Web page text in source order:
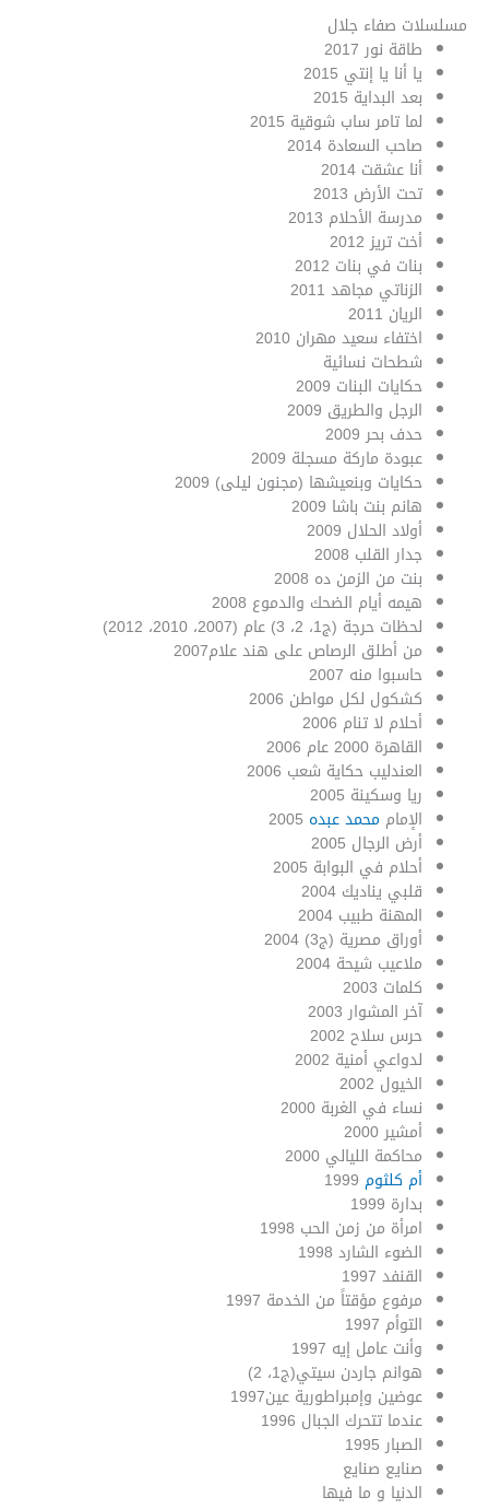
مسلسلات صفاء جلال
طاقة نور 2017
يا أنا يا إنتي 2015
بعد البداية 2015
لما تامر ساب شوقية 2015
صاحب السعادة 2014
أنا عشقت 2014
تحت الأرض 2013
مدرسة الأحلام 2013
أخت تريز 2012
بنات في بنات 2012
الزناتي مجاهد 2011
الريان 2011
اختفاء سعيد مهران 2010
شطحات نسائية
حكايات البنات 2009
الرجل والطريق 2009
حدف بحر 2009
عبودة ماركة مسجلة 2009
حكايات وبنعيشها (مجنون ليلى) 2009
هانم بنت باشا 2009
أولاد الحلال 2009
جدار القلب 2008
بنت من الزمن ده 2008
هيمه أيام الضحك والدموع 2008
لحظات حرجة (ج1، 2، 3) عام (2007، 2010، 2012)
من أطلق الرصاص على هند علام2007
حاسبوا منه 2007
كشكول لكل مواطن 2006
أحلام لا تنام 2006
القاهرة 2000 عام 2006
العندليب حكاية شعب 2006
ريا وسكينة 2005
الإماممحمد عبده
أرض الرجال 2005
أحلام في البوابة 2005
قلبي يناديك 2004
المهنة طبيب 2004
أوراق مصرية (ج3) 2004
ملاعيب شيحة 2004
كلمات 2003
آخر المشوار 2003
حرس سلاح 2002
لدواعي أمنية 2002
الخيول 2002
نساء في الغربة 2000
أمشير 2000
محاكمة الليالي 2000
أم كلثوم
بدارة 1999
امرأة من زمن الحب 1998
الضوء الشارد 1998
القنفد 1997
مرفوع مؤقتاً من الخدمة 1997
التوأم 1997
وأنت عامل إيه 1997
هوانم جاردن سيتي(ج1، 2)
عوضين وإمبراطورية عين1997
عندما تتحرك الجبال 1996
الصبار 1995
صنايع صنايع
الدنيا و ما فيها